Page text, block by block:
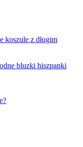
koszule z długim
bluzki hiszpanki